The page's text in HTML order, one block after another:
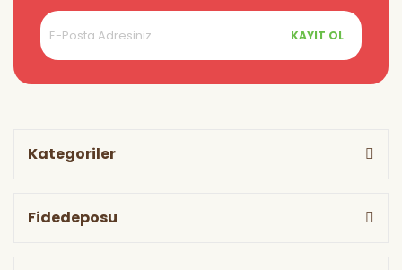
KAYIT OL
Kategoriler
Fidedeposu